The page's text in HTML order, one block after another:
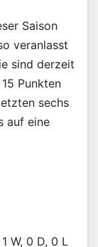
Saison
veranlasst
sind derzeit
Punkten
sechs
auf eine
W, 0 D, 0 L